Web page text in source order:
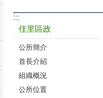
:::
佳里區政
公所簡介
首長介紹
組織概況
公所位置